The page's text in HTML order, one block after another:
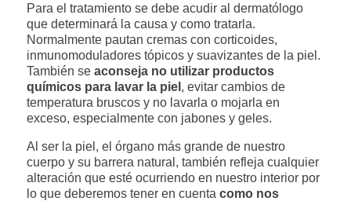
Para el tratamiento se debe acudir al dermatólogo
que determinará la causa y como tratarla.
Normalmente pautan cremas con corticoides,
inmunomoduladores tópicos y suavizantes de la piel.
También se aconseja no utilizar productos
químicos para lavar la piel , evitar cambios de
temperatura bruscos y no lavarla o mojarla en
exceso, especialmente con jabones y geles.
Al ser la piel, el órgano más grande de nuestro
cuerpo y su barrera natural, también refleja cualquier
alteración que esté ocurriendo en nuestro interior por
lo que deberemos tener en cuentacomo nos